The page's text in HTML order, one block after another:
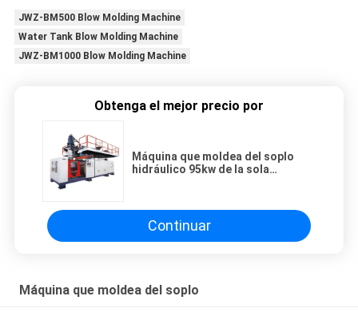
JWZ-BM500 Blow Molding Machine
Water Tank Blow Molding Machine
JWZ-BM1000 Blow Molding Machine
Obtenga el mejor precio por
Máquina que moldea del soplo
hidráulico 95kw de la sola
Continuar
Máquina que moldea del soplo